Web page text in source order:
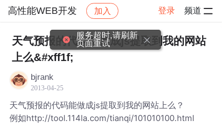
高性能WEB开发 加入 登录 频道
社区 高性能WEB开发 帖子详情
天气预报的代码能做成js提取到我的网站
上么&#xff1f;
bjrank
2013-04-25
天气预报的代码能做成js提取到我的网站上么？
例如http://tool.114la.com/tianqi/101010100.html
服务超时,请刷新
页面重试